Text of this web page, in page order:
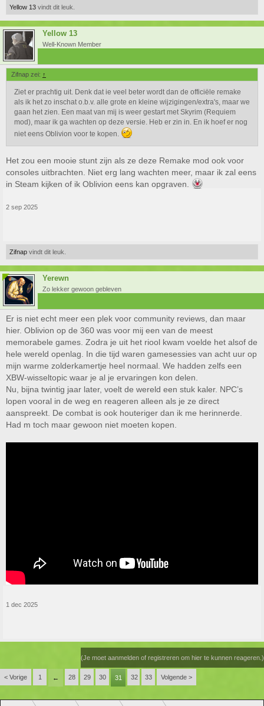
@Zifnap: Koffie aanzetten, Skyblivion kijken.
Yellow 13 vindt dit leuk.
Yellow 13
Well-Known Member
Zifnap zei: ↑
Ziet er prachtig uit. Denk dat ie veel beter wordt dan de officiële remake
als ik het zo inschat o.b.v. alle grote en kleine wijzigingen/extra's, maar we
gaan het zien. Een maat van mij is weer gestart met Skyrim (Requiem
mod), maar ik ga wachten op deze versie. Heb er zin in. En ik hoef er nog
niet eens Oblivion voor te kopen.
Het zou een mooie stunt zijn als ze deze Remake mod ook voor
consoles uitbrachten. Niet erg lang wachten meer, maar ik zal eens
in Steam kijken of ik Oblivion eens kan opgraven.
2 sep 2025
Zifnap vindt dit leuk.
Yerewn
Zo lekker gewoon gebleven
Er is niet echt meer een plek voor community reviews, dan maar
hier. Oblivion op de 360 was voor mij een van de meest
memorabele games. Zodra je uit het riool kwam voelde het alsof de
hele wereld openlag. In die tijd waren gamesessies van acht uur op
mijn warme zolderkamertje heel normaal. We hadden zelfs een
XBW-wisseltopic waar je al je ervaringen kon delen.
Nu, bijna twintig jaar later, voelt de wereld een stuk kaler. NPC’s
lopen vooral in de weg en reageren alleen als je ze direct
aanspreekt. De combat is ook houteriger dan ik me herinnerde.
Had m toch maar gewoon niet moeten kopen.
1 dec 2025
(Je moet aanmelden of registreren om hier te kunnen reageren.)
< Vorige 1 ← 28 29 30 31 32 33 Volgende >